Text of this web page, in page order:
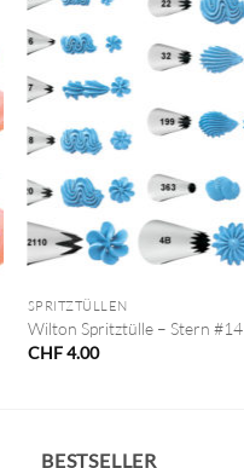
+
SPRITZTÜLLEN
Wilton Spritztülle – Stern #14
CHF4.00
BESTSELLER